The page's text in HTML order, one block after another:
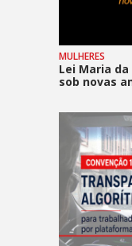
MULHERES
Lei Maria
sob novas